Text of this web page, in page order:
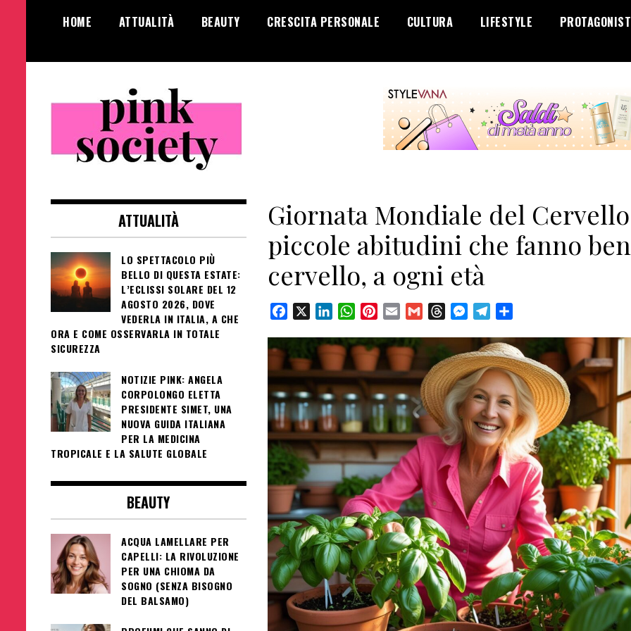
HOME ATTUALITÀ BEAUTY CRESCITA PERSONALE CULTURA LIFESTYLE
Pink Society
femminile
Giornata Mondiale del
piccole abitudini che fanno
cervello, a ogni età
Facebook LinkedInWhatsAppPinterest
Email Gmail ThreadsMessenger
Telegram
ATTUALITÀ
LO SPETTACOLO PIÙ
BELLO DI QUESTA ESTATE:
L’ECLISSI SOLARE DEL 12
AGOSTO 2026, DOVE
VEDERLA IN ITALIA, A CHE
ORA E COME OSSERVARLA IN TOTALE
SICUREZZA
NOTIZIE PINK: ANGELA
CORPOLONGO ELETTA
PRESIDENTE SIMET, UNA
NUOVA GUIDA ITALIANA
PER LA MEDICINA
TROPICALE E LA SALUTE GLOBALE
BEAUTY
ACQUA LAMELLARE PER
CAPELLI: LA RIVOLUZIONE
PER UNA CHIOMA DA
SOGNO (SENZA BISOGNO
DEL BALSAMO)